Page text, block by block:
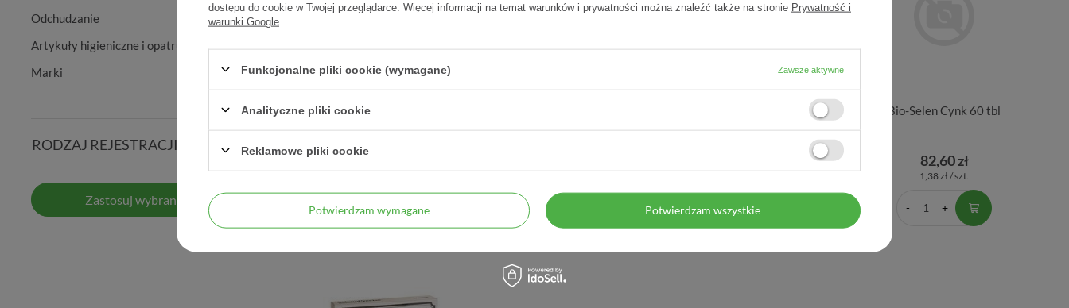
Odchudzanie
Artykuły higieniczne i opatrunkowe
Marki
RODZAJ REJESTRACJI
Zastosuj wybrane filtry
Bio-Magnez 30 tabletek
31,98 zł
Bio-Quinon Active Q10 Gold,
Bio-Selen Cynk 60 tbl
82,60 zł
1,38 zł / szt.
dostępu do cookie w Twojej przeglądarce. Więcej informacji na temat warunków i prywatności można znaleźć także na stronie Prywatność i
warunki Google
Funkcjonalne pliki cookie (wymagane) Zawsze aktywne
Analityczne pliki cookie
Reklamowe pliki cookie
Potwierdzam wymagane Potwierdzam wszystkie